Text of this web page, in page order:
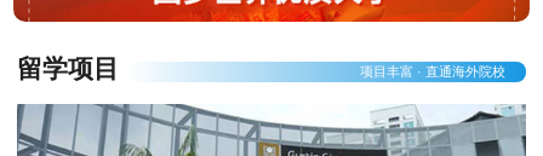
留学项目 项目丰富 · 直通海外院校